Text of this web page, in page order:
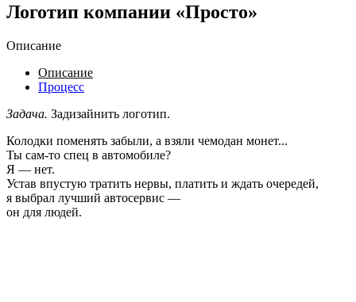
Логотип компании «Просто»
Описание
Описание
Процесс
Задача. Задизайнить логотип.
Колодки поменять забыли, а взяли чемодан монет...
Ты сам-то спец в автомобиле?
Я — нет.
Устав впустую тратить нервы, платить и ждать очередей,
я выбрал лучший автосервис —
он для людей.